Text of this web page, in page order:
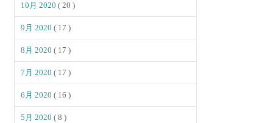
10月 2020( 20 )
9月 2020( 17 )
8月 2020( 17 )
7月 2020( 17 )
6月 2020( 16 )
5月 2020( 8 )